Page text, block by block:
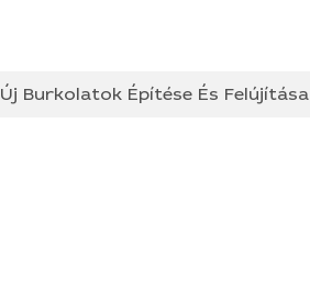
Új Burkolatok Építése És Felújítása